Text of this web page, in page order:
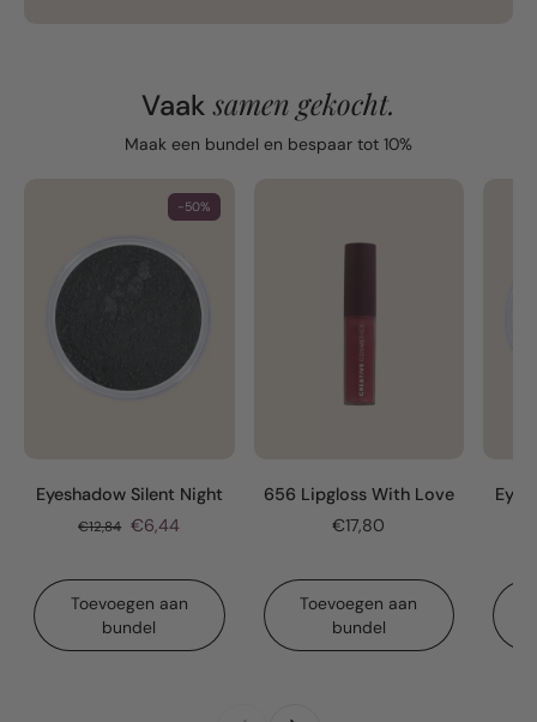
Vaaksamen gekocht.
Maak een bundel en bespaar tot 10%
-50%
Eyeshadow Silent Night
€12,84 €6,44
Toevoegen aan
bundel
656 Lipgloss With Love
€17,80
Toevoegen aan
bundel